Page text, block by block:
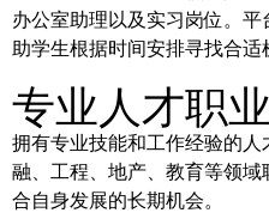
办公室助理以及实习岗位。
助学生根据时间安排寻找合适
专业人才职
拥有专业技能和工作经验的
融、工程、地产、教育等领
合自身发展的长期机会。